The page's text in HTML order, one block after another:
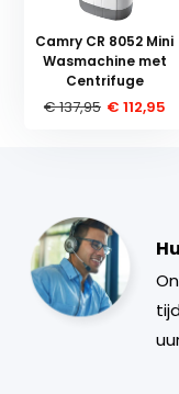
Camry CR 8052 Mini
Wasmachine met
Centrifuge
€ 137,95 € 112,95